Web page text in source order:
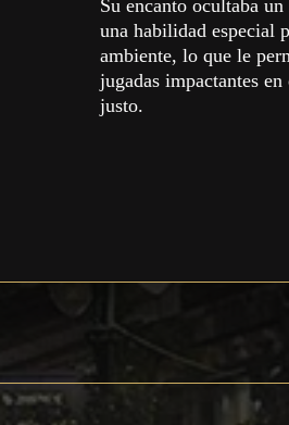
Su encanto ocultaba
una habilidad especial
ambiente, lo que le
jugadas impactantes
justo.